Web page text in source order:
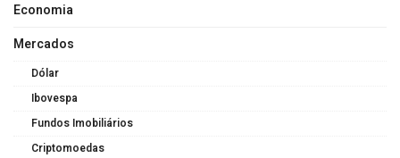
Economia
Mercados
Dólar
Ibovespa
Fundos Imobiliários
Criptomoedas